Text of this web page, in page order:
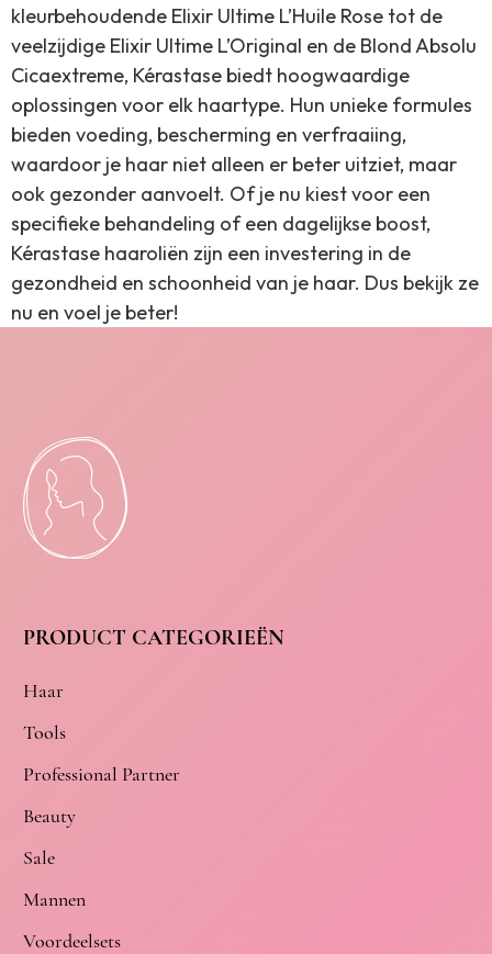
kleurbehoudende Elixir Ultime L’Huile Rose tot de
veelzijdige Elixir Ultime L’Original en de Blond Absolu
Cicaextreme, Kérastase biedt hoogwaardige
oplossingen voor elk haartype. Hun unieke formules
bieden voeding, bescherming en verfraaiing,
waardoor je haar niet alleen er beter uitziet, maar
ook gezonder aanvoelt. Of je nu kiest voor een
specifieke behandeling of een dagelijkse boost,
Kérastase haaroliën zijn een investering in de
gezondheid en schoonheid van je haar. Dus bekijk ze
nu en voel je beter!
PRODUCT CATEGORIEËN
Haar
Tools
Professional Partner
Beauty
Sale
Mannen
Voordeelsets